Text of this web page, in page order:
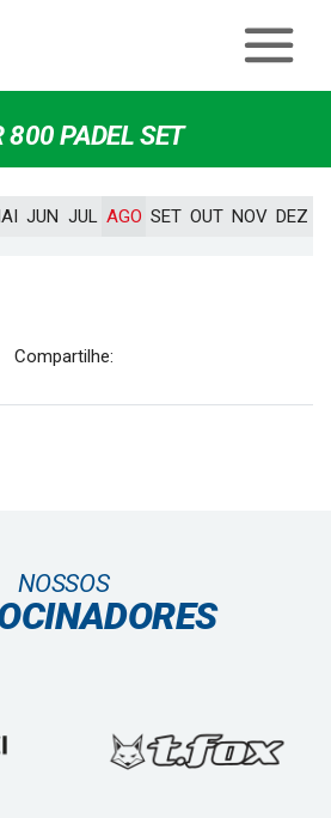
800 PADEL SET
JUN JUL AGO SET OUT NOV DEZ
Compartilhe:
NOSSOS